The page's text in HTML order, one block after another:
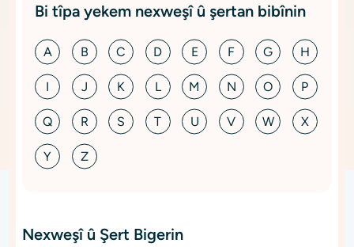
Bi tîpa yekem nexweşî û şertan bibînin
A B C D E F G H
I J K L M N O P
Q R S T U V W X
Y Z
Nexweşî û Şert Bigerin